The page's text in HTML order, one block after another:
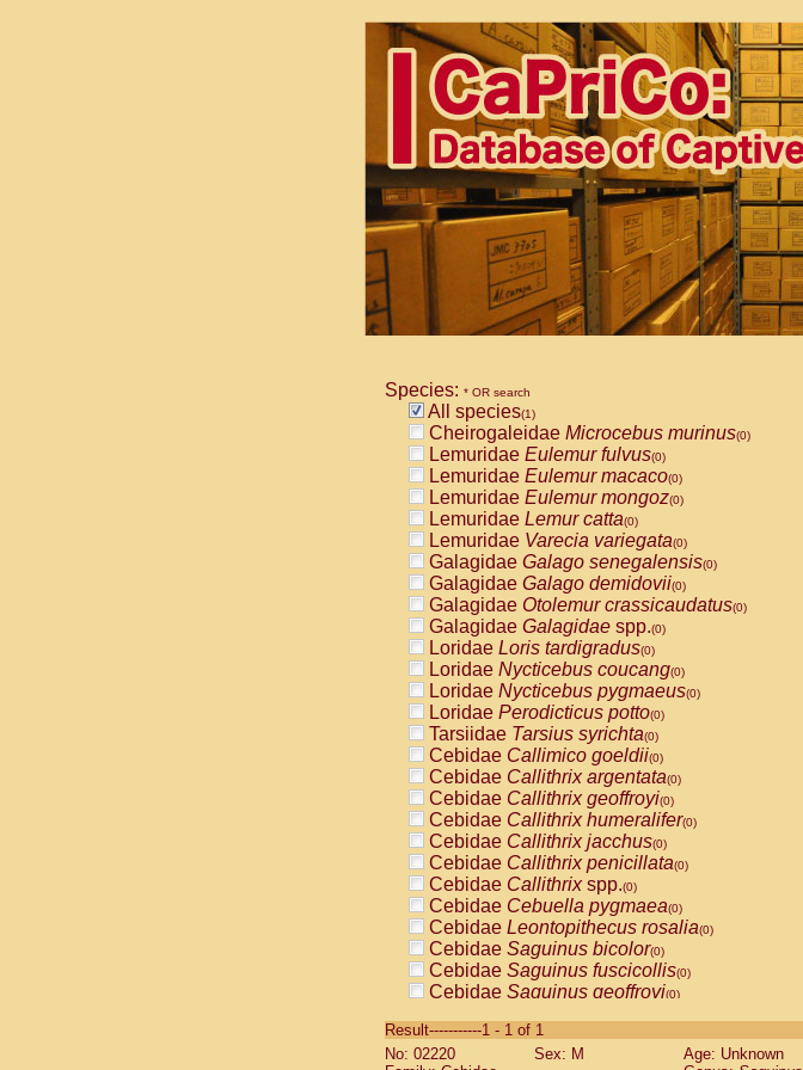
Species: * OR search
All species(1)
Cheirogaleidae Microcebus murinus(0)
Lemuridae Eulemur fulvus(0)
Lemuridae Eulemur macaco(0)
Lemuridae Eulemur mongoz(0)
Lemuridae Lemur catta(0)
Lemuridae Varecia variegata(0)
Galagidae Galago senegalensis(0)
Galagidae Galago demidovii(0)
Galagidae Otolemur crassicaudatus(0)
Galagidae Galagidae spp.(0)
Loridae Loris tardigradus(0)
Loridae Nycticebus coucang(0)
Loridae Nycticebus pygmaeus(0)
Loridae Perodicticus potto(0)
Tarsiidae Tarsius syrichta(0)
Cebidae Callimico goeldii(0)
Cebidae Callithrix argentata(0)
Cebidae Callithrix geoffroyi(0)
Cebidae Callithrix humeralifer(0)
Cebidae Callithrix jacchus(0)
Cebidae Callithrix penicillata(0)
Cebidae Callithrixspp.(0)
Cebidae Cebuella pygmaea(0)
Cebidae Leontopithecus rosalia(0)
Cebidae Saguinus bicolor(0)
Cebidae Saguinus fuscicollis(0)
Cebidae Saguinus geoffroyi(0)
CebidaeSaguinus labiatus(0)
Cebidae Saguinus leucopus (0)
Result-----------1 - 1 of 1
No: 02220
Sex: M
Age: Unknown